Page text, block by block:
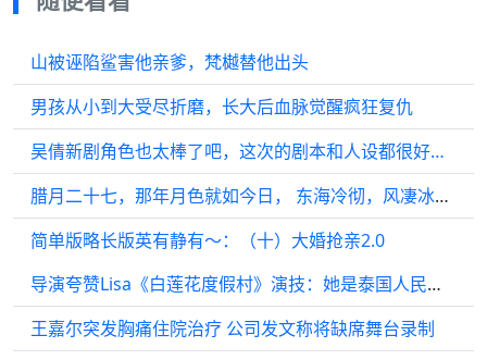
山被诬陷鲨害他亲爹，梵樾替他出头
男孩从小到大受尽折磨，长大后血脉觉醒疯狂复仇
吴倩新剧角色也太棒了吧，这次的剧本和人设都很好…
腊月二十七，那年月色就如今日， 东海冷彻，风凄冰骨， 少师入深海…
简单版略长版英有静有～：（十）大婚抢亲2.0
导演夸赞Lisa《白莲花度假村》演技：她是泰国人民的骄傲
王嘉尔突发胸痛住院治疗 公司发文称将缺席舞台录制